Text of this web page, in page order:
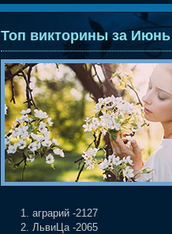
Топ викторины за Июнь
аграрий -2127
ЛьвиЦа -2065